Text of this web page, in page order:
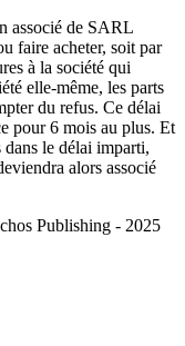
associé de SARL
faire acheter, soit par
à la société qui
elle-même, les parts
du refus. Ce délai
pour 6 mois au plus. Et
dans le délai imparti,
alors associé
Publishing - 2025